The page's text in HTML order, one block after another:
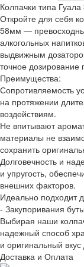
Колпачки типа
Откройте для себя
58мм —
алкогольных
выдвижным
точное дозирование
Преимущества:
Сопротивляемость
на протяжении
воздействиям.
Не впитывают
материалы не
сохранить
Долговечность и
и упругость,
внешних факторов.
Идеально подходит
- Закупоривания
Выбирая наши
надежный способ
и оригинальный
Доставка и Оплата